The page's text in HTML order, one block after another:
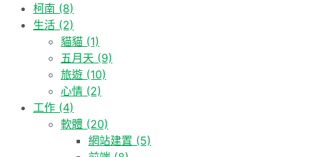
柯南 (8)
生活 (2)
貓貓 (1)
五月天 (9)
旅遊 (10)
心情 (2)
工作 (4)
軟體 (20)
網站建置 (5)